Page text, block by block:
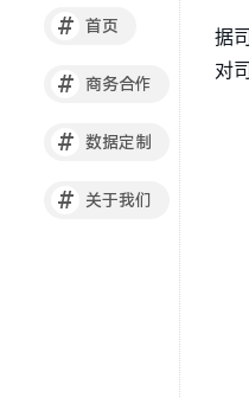
# 首页
# 商务合作
# 数据定制
# 关于我们
据
对